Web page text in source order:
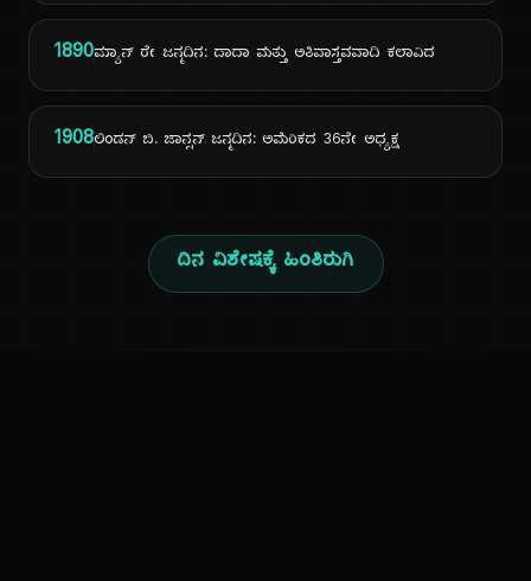
1890ಮ್ಯಾನ್ ರೇ ಜನ್ಮದಿನ: ದಾದಾ ಮತ್ತು ಅತಿವಾಸ್ತವವಾದಿ ಕಲಾವಿದ
1908ಲಿಂಡನ್ ಬಿ. ಜಾನ್ಸನ್ ಜನ್ಮದಿನ: ಅಮೆರಿಕದ 36ನೇ ಅಧ್ಯಕ್ಷ
ದಿನ ವಿಶೇಷಕ್ಕೆ ಹಿಂತಿರುಗಿ